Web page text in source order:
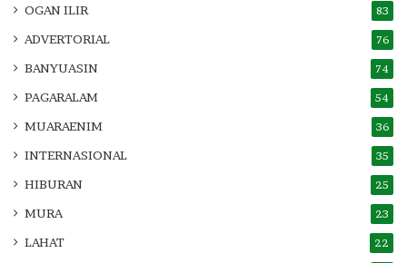
OGAN ILIR 83
ADVERTORIAL 76
BANYUASIN 74
PAGARALAM 54
MUARAENIM 36
INTERNASIONAL 35
HIBURAN 25
MURA 23
LAHAT 22